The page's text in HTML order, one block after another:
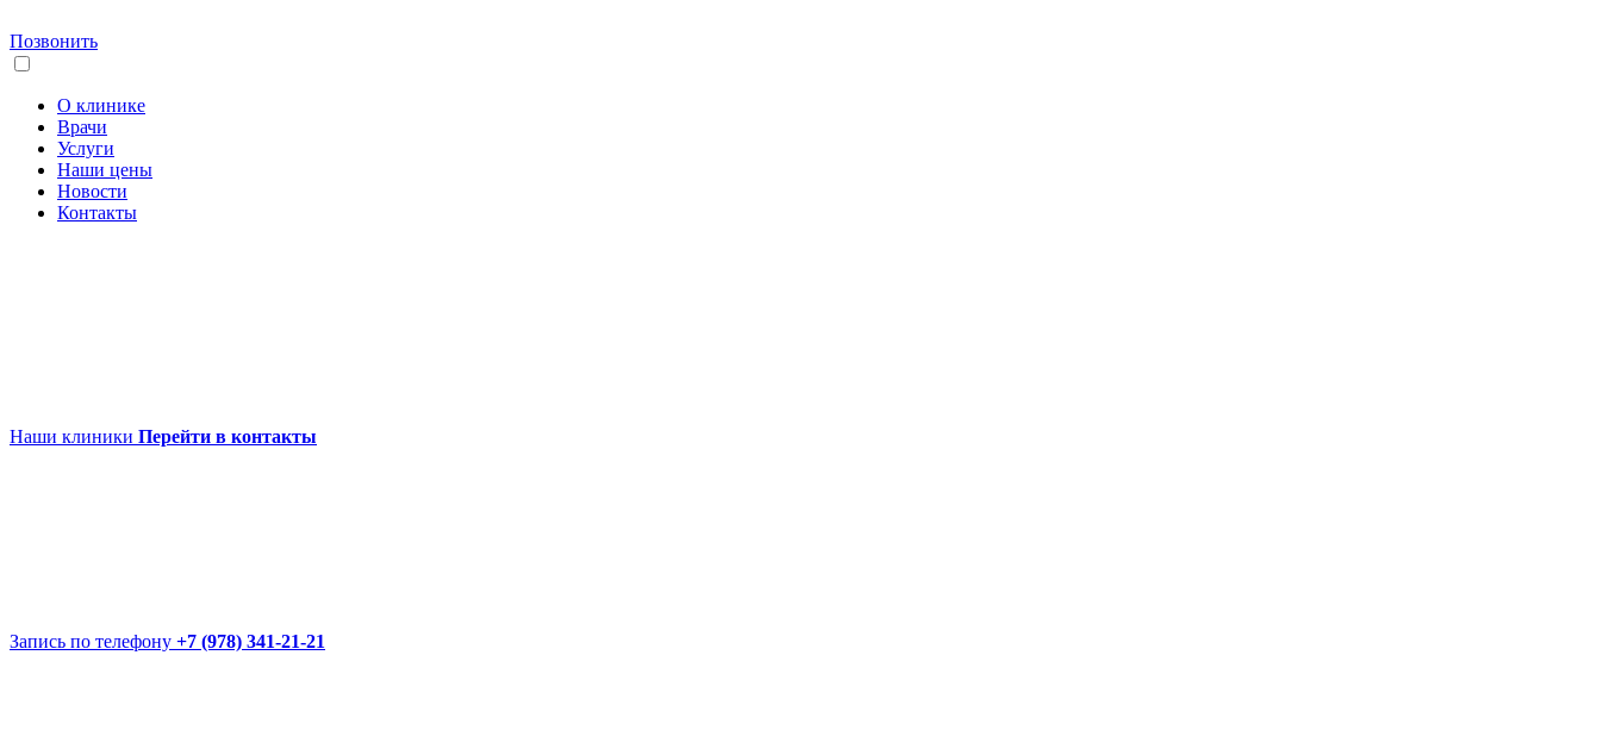
Позвонить
О клинике
Врачи
Услуги
Наши цены
Новости
Контакты
Наши клиники Перейти в контакты
Запись по телефону +7 (978) 341-21-21